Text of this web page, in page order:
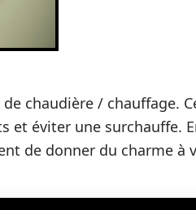
chaudière / chauffage.
et éviter une surchauffe.
de donner du charme à